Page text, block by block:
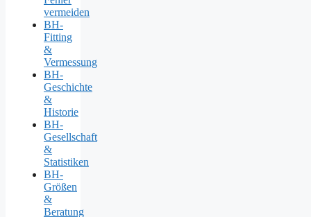
vermeiden
BH-
Fitting
&
Vermessung
BH-
Geschichte
&
Historie
BH-
Gesellschaft
&
Statistiken
BH-
Größen
&
Beratung